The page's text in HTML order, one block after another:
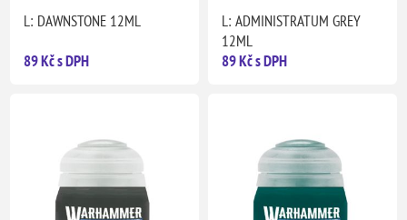
L: DAWNSTONE 12ML
89 Kč s DPH
L: ADMINISTRATUM GREY
12ML
89 Kč s DPH